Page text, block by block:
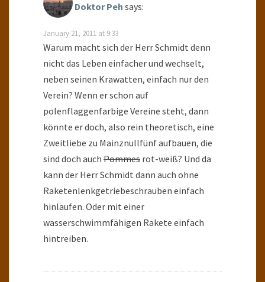
Doktor Peh says:
January 21, 2011 at 9:33
Warum macht sich der Herr Schmidt denn
nicht das Leben einfacher und wechselt,
neben seinen Krawatten, einfach nur den
Verein? Wenn er schon auf
polenflaggenfarbige Vereine steht, dann
könnte er doch, also rein theoretisch, eine
Zweitliebe zu Mainznullfünf aufbauen, die
sind doch auch Pommes rot-weiß? Und da
kann der Herr Schmidt dann auch ohne
Raketenlenkgetriebeschrauben einfach
hinlaufen. Oder mit einer
wasserschwimmfähigen Rakete einfach
hintreiben.